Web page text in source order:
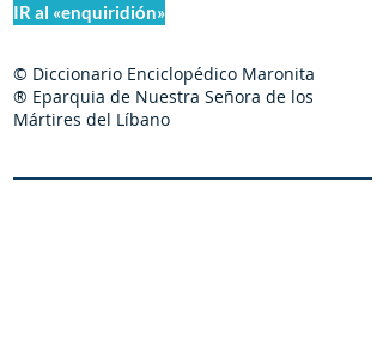
IR al «enquiridión»
© Diccionario Enciclopédico Maronita
® Eparquia de Nuestra Señora de los
Mártires del Líbano